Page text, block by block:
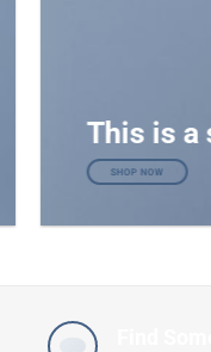
This is a
SHOP NOW